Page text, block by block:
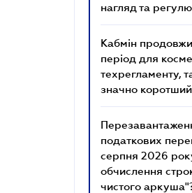
нагляд та
Кабмін
період для
техрегламенту,
значно
податкових
серпня 2026
обчислення
чистого